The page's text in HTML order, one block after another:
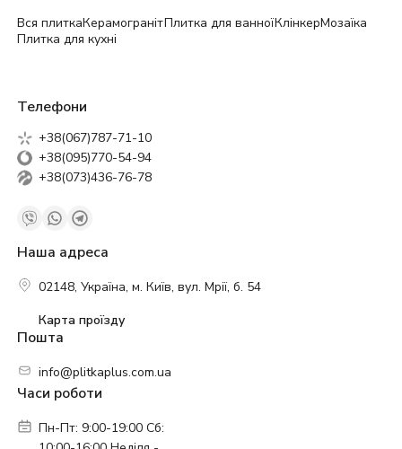
Вся плиткаКерамогранітПлитка для ванноїКлінкерМозаїка
Плитка для кухні
Телефони
+38(067)787-71-10
+38(095)770-54-94
+38(073)436-76-78
Наша адреса
02148, Україна, м. Київ, вул. Мрії, б. 54
Карта проїзду
Пошта
info@plitkaplus.com.ua
Часи роботи
Пн-Пт: 9:00-19:00 Сб: